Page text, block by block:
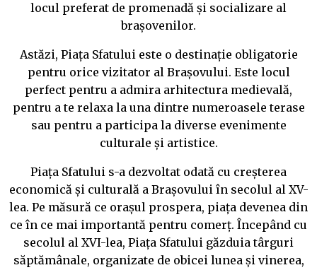
locul preferat de promenadă și socializare al
brașovenilor.
Astăzi, Piața Sfatului este o destinație obligatorie
pentru orice vizitator al Brașovului. Este locul
perfect pentru a admira arhitectura medievală,
pentru a te relaxa la una dintre numeroasele terase
sau pentru a participa la diverse evenimente
culturale și artistice.
Piața Sfatului s-a dezvoltat odată cu creșterea
economică și culturală a Brașovului în secolul al XV-
lea. Pe măsură ce orașul prospera, piața devenea din
ce în ce mai importantă pentru comerț. Începând cu
secolul al XVI-lea, Piața Sfatului găzduia târguri
săptămânale, organizate de obicei lunea și vinerea,